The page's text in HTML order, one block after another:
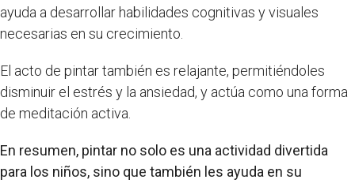
ayuda a desarrollar habilidades cognitivas y visuales
necesarias en su crecimiento.
El acto de pintar también es relajante, permitiéndoles
disminuir el estrés y la ansiedad, y actúa como una forma
de meditación activa.
En resumen, pintar no solo es una actividad divertida
para los niños, sino que también les ayuda en su